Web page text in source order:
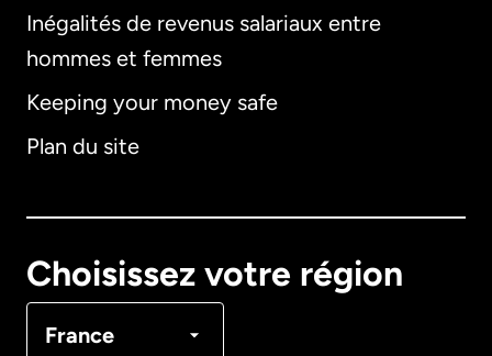
Inégalités de revenus salariaux entre
hommes et femmes
Keeping your money safe
Plan du site
Choisissez votre région
France
Allemagne
Français